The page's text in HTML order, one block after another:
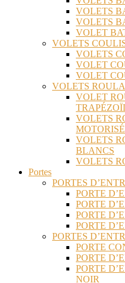
VOLETS
VOLETS
VOLET
VOLETS
VOLETS
VOLET
VOLET
VOLETS
VOLET
VOLETS
VOLETS
BLANCS
VOLETS
Portes
PORTES
PORTE
PORTE
PORTE
PORTE
PORTES
PORTE
PORTE
PORTE
NOIR